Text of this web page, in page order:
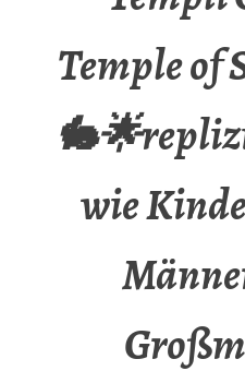
Temple of
wie